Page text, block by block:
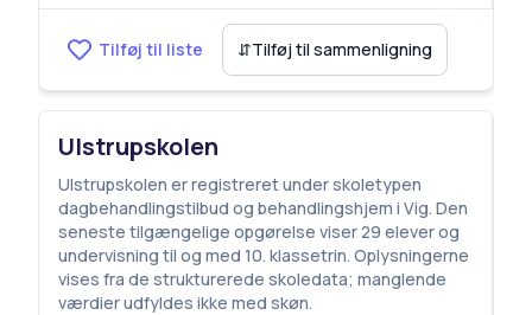
Tilføj til liste ⇵Tilføj til sammenligning
Ulstrupskolen
Ulstrupskolen er registreret under skoletypen
dagbehandlingstilbud og behandlingshjem i Vig. Den
seneste tilgængelige opgørelse viser 29 elever og
undervisning til og med 10. klassetrin. Oplysningerne
vises fra de strukturerede skoledata; manglende
værdier udfyldes ikke med skøn.